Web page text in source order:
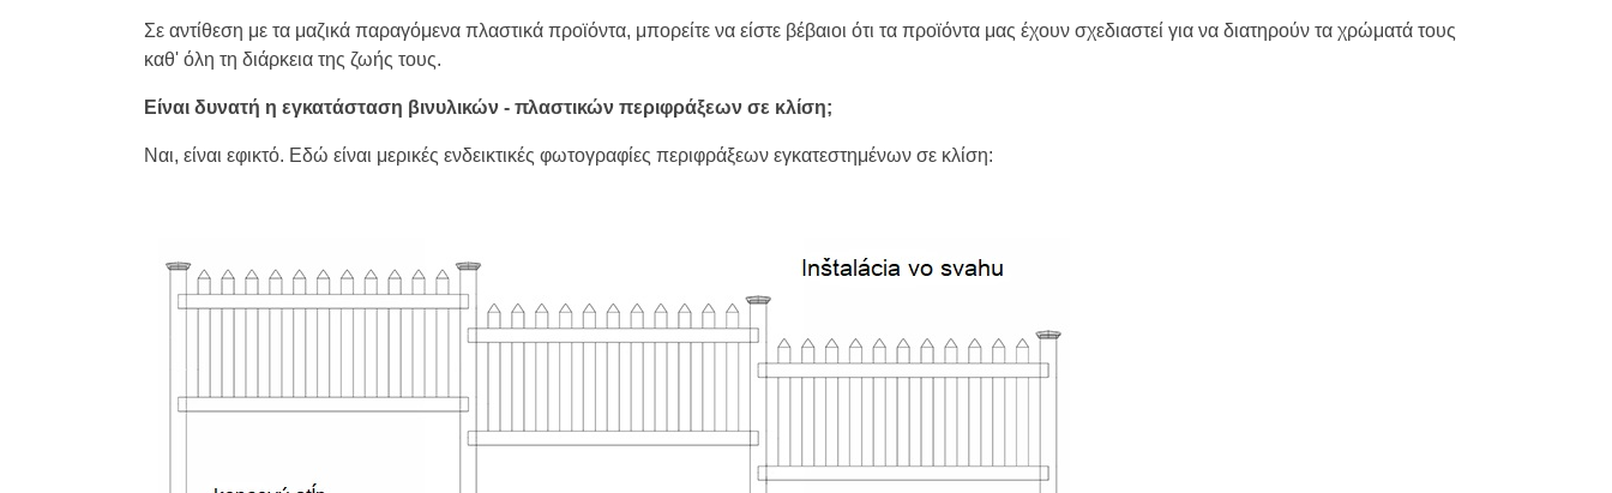
Σε αντίθεση με τα μαζικά παραγόμενα πλαστικά προϊόντα, μπορείτε να είστε βέβαιοι ότι τα προϊόντα μας έχουν σχεδιαστεί για να διατηρούν τα χρώματά τους
καθ' όλη τη διάρκεια της ζωής τους.
Είναι δυνατή η εγκατάσταση βινυλικών - πλαστικών περιφράξεων σε κλίση;
Ναι, είναι εφικτό. Εδώ είναι μερικές ενδεικτικές φωτογραφίες περιφράξεων εγκατεστημένων σε κλίση: